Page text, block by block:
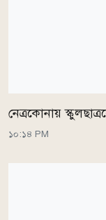
নেত্রকোনায়
১০:১৪ PM